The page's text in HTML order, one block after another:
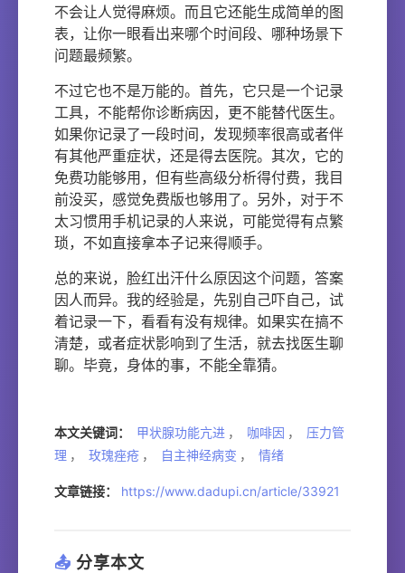
不会让人觉得麻烦。而且它还能生成简单的图
表，让你一眼看出来哪个时间段、哪种场景下
问题最频繁。
不过它也不是万能的。首先，它只是一个记录
工具，不能帮你诊断病因，更不能替代医生。
如果你记录了一段时间，发现频率很高或者伴
有其他严重症状，还是得去医院。其次，它的
免费功能够用，但有些高级分析得付费，我目
前没买，感觉免费版也够用了。另外，对于不
太习惯用手机记录的人来说，可能觉得有点繁
琐，不如直接拿本子记来得顺手。
总的来说，脸红出汗什么原因这个问题，答案
因人而异。我的经验是，先别自己吓自己，试
着记录一下，看看有没有规律。如果实在搞不
清楚，或者症状影响到了生活，就去找医生聊
聊。毕竟，身体的事，不能全靠猜。
本文关键词： 甲状腺功能亢进 ， 咖啡因 ，
压力管
理 ， 玫瑰痤疮 ， 自主神经病变 ， 情绪
文章链接： https://www.dadupi.cn/article/33921
📤 分享本文